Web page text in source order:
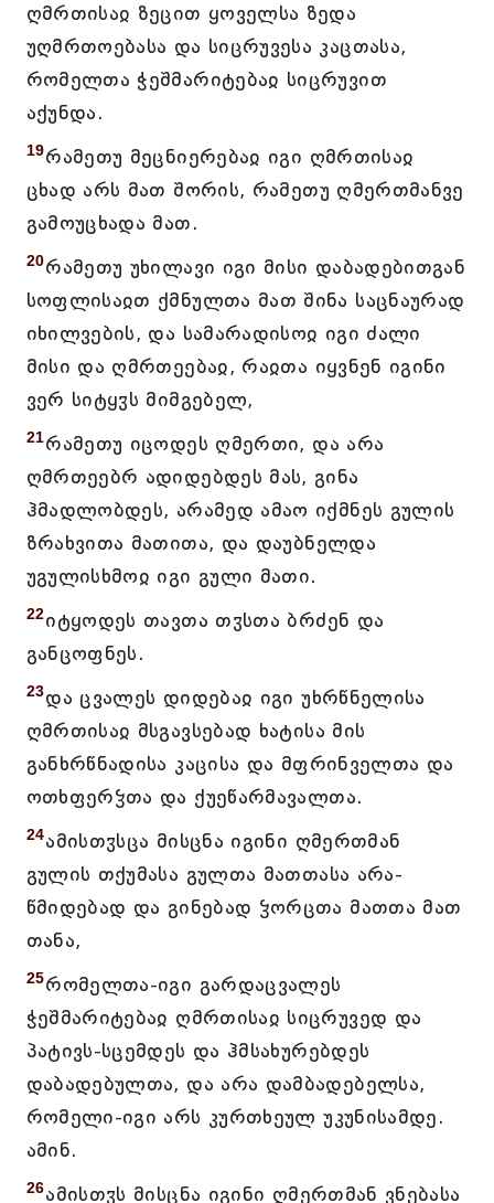
ღმრთისაჲ ზეცით ყოველსა ზედა
უღმრთოებასა და სიცრუვესა კაცთასა,
რომელთა ჭეშმარიტებაჲ სიცრუვით
აქუნდა.
19რამეთუ მეცნიერებაჲ იგი ღმრთისაჲ
ცხად არს მათ შორის, რამეთუ ღმერთმანვე
გამოუცხადა მათ.
20რამეთუ უხილავი იგი მისი დაბადებითგან
სოფლისაჲთ ქმნულთა მათ შინა საცნაურად
იხილვების, და სამარადისოჲ იგი ძალი
მისი და ღმრთეებაჲ, რაჲთა იყვნენ იგინი
ვერ სიტყჳს მიმგებელ,
21რამეთუ იცოდეს ღმერთი, და არა
ღმრთეებრ ადიდებდეს მას, გინა
ჰმადლობდეს, არამედ ამაო იქმნეს გულის
ზრახვითა მათითა, და დაუბნელდა
უგულისხმოჲ იგი გული მათი.
22იტყოდეს თავთა თჳსთა ბრძენ და
განცოფნეს.
23და ცვალეს დიდებაჲ იგი უხრწნელისა
ღმრთისაჲ მსგავსებად ხატისა მის
განხრწნადისა კაცისა და მფრინველთა და
ოთხფერჴთა და ქუეწარმავალთა.
24ამისთჳსცა მისცნა იგინი ღმერთმან
გულის თქუმასა გულთა მათთასა არა-
წმიდებად და გინებად ჴორცთა მათთა მათ
თანა,
25რომელთა-იგი გარდაცვალეს
ჭეშმარიტებაჲ ღმრთისაჲ სიცრუვედ და
პატივს-სცემდეს და ჰმსახურებდეს
დაბადებულთა, და არა დამბადებელსა,
რომელი-იგი არს კურთხეულ უკუნისამდე.
ამინ.
26ამისთჳს მისცნა იგინი ღმერთმან ვნებასა